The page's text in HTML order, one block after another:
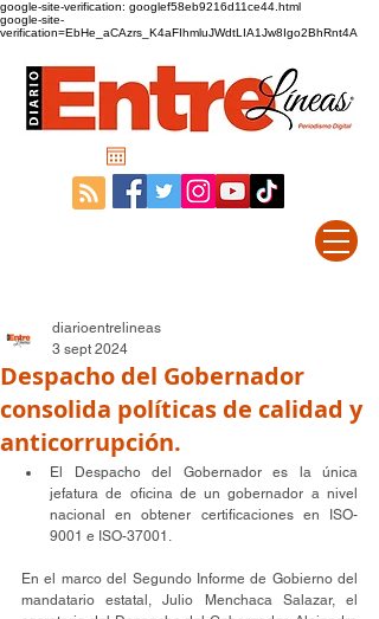
google-site-verification: googlef58eb9216d11ce44.html
google-site-
verification=EbHe_aCAzrs_K4aFIhmluJWdtLIA1Jw8Igo2BhRnt4A
Despacho del Gobernador
consolida políticas de calidad y
anticorrupción.
diarioentrelineas
3 sept 2024
El Despacho del Gobernador es la única
jefatura de oficina de un gobernador a nivel
nacional en obtener certificaciones en ISO-
9001 e ISO-37001.
En el marco del Segundo Informe de Gobierno del
mandatario estatal, Julio Menchaca Salazar, el